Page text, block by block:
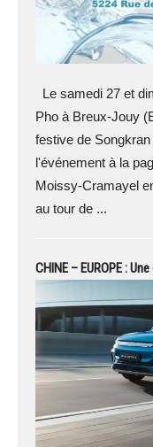
Le samedi 27 et
Pho à Breux-Jouy
festive de
l'événement à la
Moissy-Cramayel
au tour de ...
CHINE – EUROPE :